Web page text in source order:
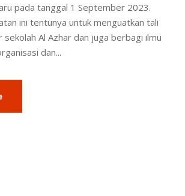
pada tanggal 1 September 2023.
ini tentunya untuk menguatkan tali
sekolah Al Azhar dan juga berbagi ilmu
dan...